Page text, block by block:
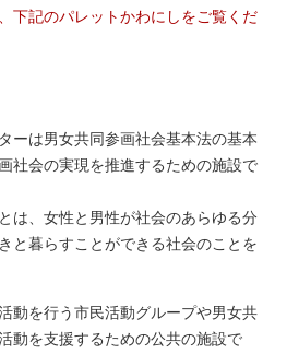
下記のパレットかわにしをご覧くだ
ーは男女共同参画社会基本法の基本
社会の実現を推進するための施設で
は、女性と男性が社会のあらゆる分
と暮らすことができる社会のことを
動を行う市民活動グループや男女共
動を支援するための公共の施設で